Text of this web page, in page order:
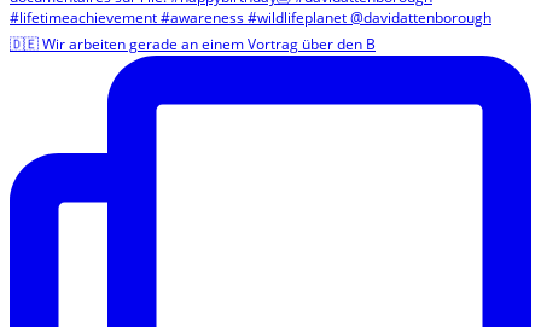
🇩🇪 Wir arbeiten gerade an einem Vortrag über den B